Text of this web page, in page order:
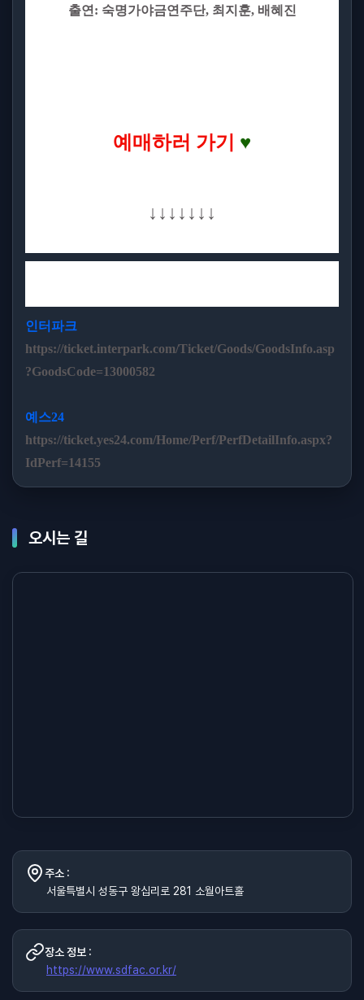
출연 : 숙명가야금연주단, 최지훈, 배혜진
예매하러 가기 ♥
↓↓↓↓↓↓↓
인터파크
https://ticket.interpark.com/Ticket/Goods/GoodsInfo.asp
?GoodsCode=13000582
예스24
https://ticket.yes24.com/Home/Perf/PerfDetailInfo.aspx?
IdPerf=14155
오시는 길
주소 :
서울특별시 성동구 왕십리로 281 소월아트홀
장소 정보 :
https://www.sdfac.or.kr/